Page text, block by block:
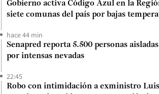
Gobierno activa Código Azul en la
siete comunas del país por bajas
hace 44 min
Senapred reporta 5.500 personas
por intensas nevadas
22:45
Robo con intimidación a exministro